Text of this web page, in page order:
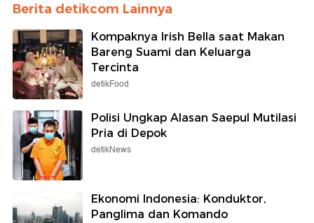
Berita detikcom Lainnya
Kompaknya Irish Bella saat Makan
Bareng Suami dan Keluarga
Tercinta
detikFood
Polisi Ungkap Alasan Saepul Mutilasi
Pria di Depok
detikNews
Ekonomi Indonesia: Konduktor,
Panglima dan Komando